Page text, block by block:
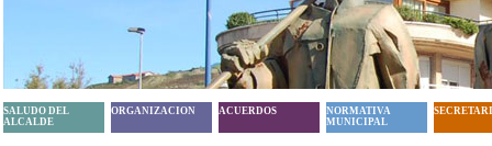
SALUDO DEL
ALCALDE
ORGANIZACION ACUERDOS
NORMATIVA
MUNICIPAL